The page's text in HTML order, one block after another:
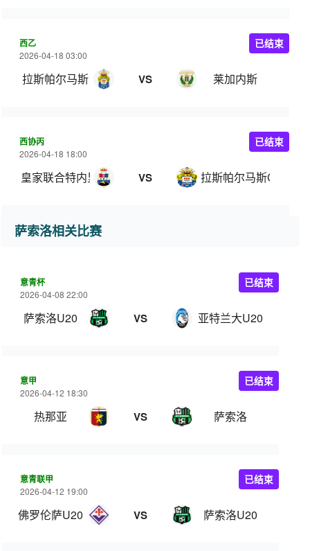
西乙
2026-04-18 03:00
拉斯帕尔马斯 VS 莱加内斯
已结束
西协丙
2026-04-18 18:00
皇家联合特内里费 VS 拉斯帕尔马斯C队
已结束
萨索洛相关比赛
意青杯
2026-04-08 22:00
萨索洛U20 VS 亚特兰大U20
已结束
意甲
2026-04-12 18:30
热那亚 VS 萨索洛
已结束
意青联甲
2026-04-12 19:00
佛罗伦萨U20 VS 萨索洛U20
已结束